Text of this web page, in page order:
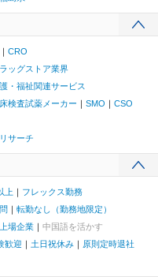
CRO
ッグストア業界
・福祉関連サービス
検査試薬メーカー SMO
CSO
サーチ
上
フレックス勤務
転勤なし（勤務地限定）
上場企業
中国語を活かす
歓迎 土日祝休み
原則定時退社